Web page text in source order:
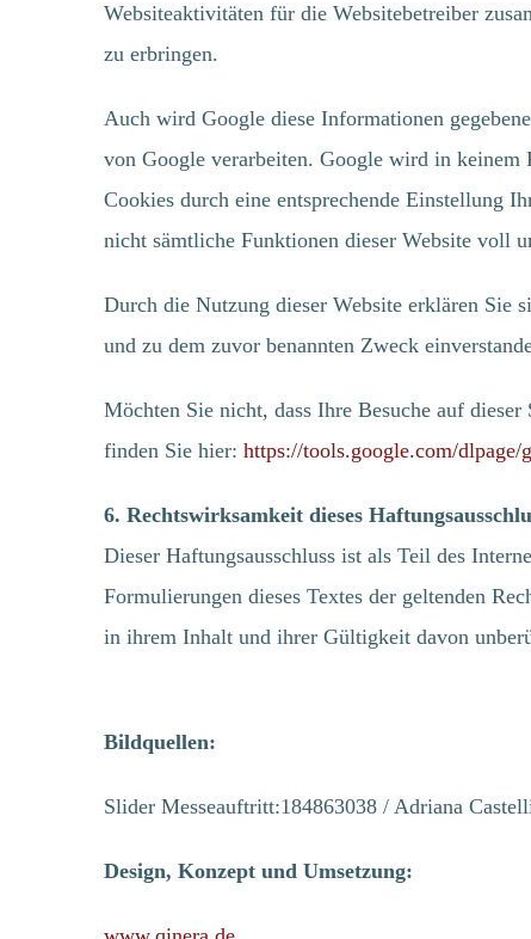
Websiteaktivitäten für die Websitebetreiber
zu erbringen.
Auch wird Google diese Informationen
von Google verarbeiten. Google wird in
Cookies durch eine entsprechende Einstellung
nicht sämtliche Funktionen dieser Website voll
Durch die Nutzung dieser Website erklären Sie
und zu dem zuvor benannten Zweck
Möchten Sie nicht, dass Ihre Besuche auf
finden Sie hier: https://tools.google.com/dlpage/
6. Rechtswirksamkeit dieses
Dieser Haftungsausschluss ist als Teil des
Formulierungen dieses Textes der geltenden
in ihrem Inhalt und ihrer Gültigkeit davon
Bildquellen:
Slider Messeauftritt:184863038 / Adriana
Design, Konzept und Umsetzung:
MENÜ
KUNDEN
PARTNER
EIN TOOL FÜR ALLES
FUNKTIONEN
SYSTEMVORAUSSETZUNGEN
BRANCHEN
KARRIERE
KONTAKT
KICKSTARTER DAY
und
als auch
Sie
konkrete
iOS